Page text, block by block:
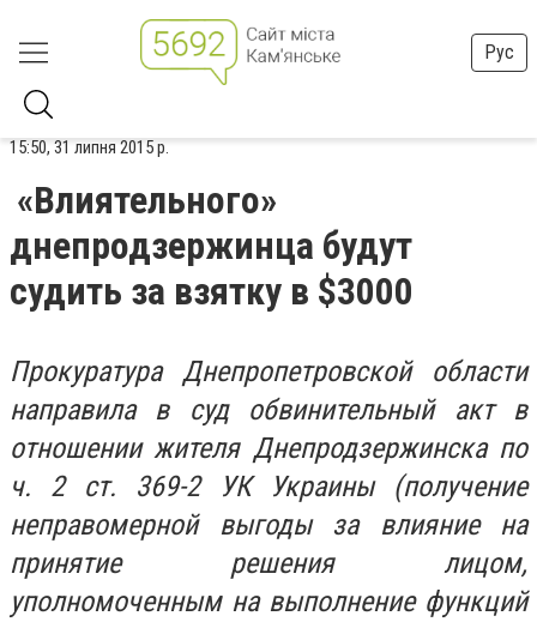
Рус
15:50, 31 липня 2015 р.
«Влиятельного»
днепродзержинца будут
судить за взятку в $3000
Прокуратура Днепропетровской области
направила в суд обвинительный акт в
отношении жителя Днепродзержинска по
ч. 2 ст. 369-2 УК Украины (получение
неправомерной выгоды за влияние на
принятие решения лицом,
уполномоченным на выполнение функций